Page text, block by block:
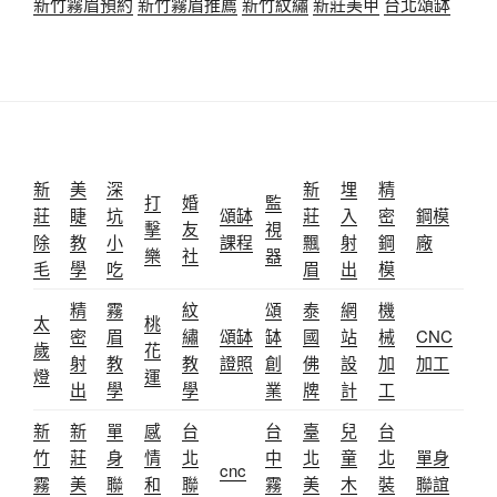
新
莊
除
毛
美
睫
教
學
深
坑
小
吃
打
擊
樂
婚
友
社
頌缽
課程
監
視
器
新
莊
飄
眉
埋
入
射
出
精
密
鋼
模
鋼模
廠
太
歲
燈
精
密
射
出
霧
眉
教
學
桃
花
運
紋
繡
教
學
頌缽
證照
頌
缽
創
業
泰
國
佛
牌
網
站
設
計
機
械
加
工
CNC
加工
新
竹
霧
新
莊
美
單
身
聯
感
情
和
台
北
聯
cnc
台
中
霧
臺
北
美
兒
童
木
台
北
裝
單身
聯誼